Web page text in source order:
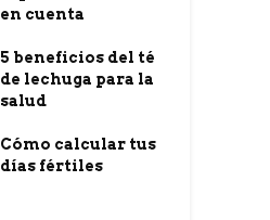
en cuenta
5 beneficios del té
de lechuga para la
salud
Cómo calcular tus
días fértiles